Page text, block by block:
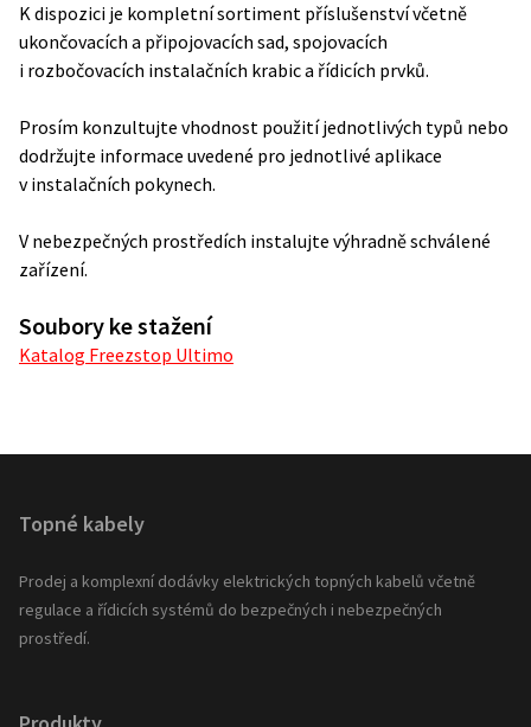
K dispozici je kompletní sortiment příslušenství včetně
ukončovacích a připojovacích sad, spojovacích
i rozbočovacích instalačních krabic a řídicích prvků.
Prosím konzultujte vhodnost použití jednotlivých typů nebo
dodržujte informace uvedené pro jednotlivé aplikace
v instalačních pokynech.
V nebezpečných prostředích instalujte výhradně schválené
zařízení.
Soubory ke stažení
Katalog Freezstop Ultimo
Topné kabely
Prodej a komplexní dodávky elektrických topných kabelů včetně
regulace a řídicích systémů do bezpečných i nebezpečných
prostředí.